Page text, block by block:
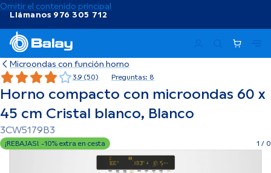
Omitir el contenido principal
Llámanos 976 305 712
Microondas con función horno
Horno compacto con microondas 60 x
45 cm Cristal blanco, Blanco
3CW5179B3
3.9 (50) Preguntas: 8
¡REBAJAS! -10% extra en cesta 1 / 0